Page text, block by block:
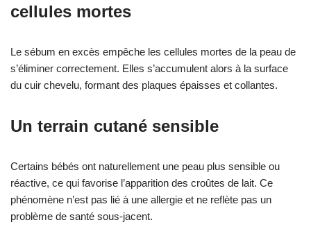
cellules mortes
Le sébum en excès empêche les cellules mortes de la peau de
s’éliminer correctement. Elles s’accumulent alors à la surface
du cuir chevelu, formant des plaques épaisses et collantes.
Un terrain cutané sensible
Certains bébés ont naturellement une peau plus sensible ou
réactive, ce qui favorise l’apparition des croûtes de lait. Ce
phénomène n’est pas lié à une allergie et ne reflète pas un
problème de santé sous-jacent.